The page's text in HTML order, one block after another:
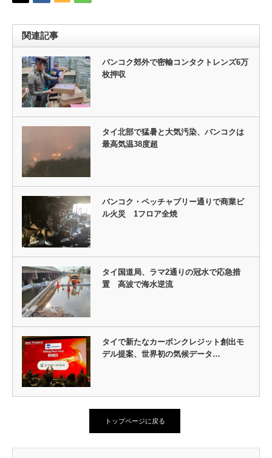
関連記事
バンコク郊外で密輸コンタクトレンズ6万
枚押収
タイ北部で猛暑と大気汚染、バンコクは
最高気温38度超
バンコク・ペッチャブリー通りで商業ビ
ル火災 1フロア全焼
タイ国道局、ラマ2通りの冠水で応急措
置 高波で海水逆流
タイで新たなカーボンクレジット創出モ
デル提案、世界初の気候データ…
トップページに戻る